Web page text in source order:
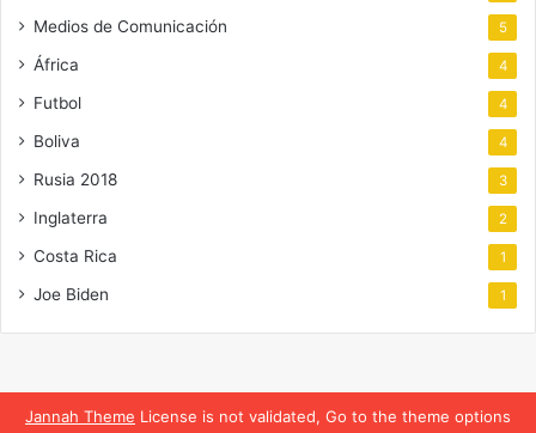
Jannah Theme License is not validated, Go to the theme options
Medios de Comunicación 5
África 4
Futbol 4
Boliva 4
Rusia 2018 3
Inglaterra 2
Costa Rica 1
Joe Biden 1